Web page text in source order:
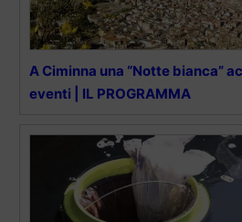
A Ciminna una “Notte bianca”
eventi | IL PROGRAMMA